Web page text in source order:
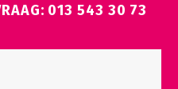
013 543 30 73